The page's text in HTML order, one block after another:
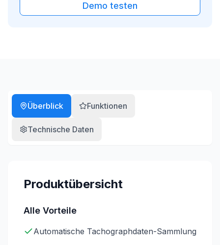
Demo testen
Überblick Funktionen
Technische Daten
Produktübersicht
Alle Vorteile
Automatische Tachographdaten-Sammlung